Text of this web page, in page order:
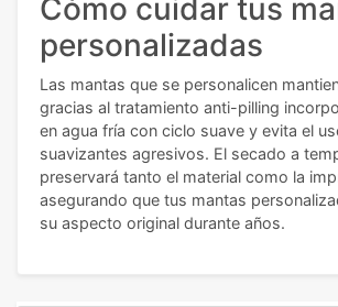
Cómo cuidar tus
personalizadas
Las mantas que se personalicen
gracias al tratamiento anti-pilling
en agua fría con ciclo suave y evita el
suavizantes agresivos. El secado a
preservará tanto el material como la
asegurando que tus mantas
su aspecto original durante años.